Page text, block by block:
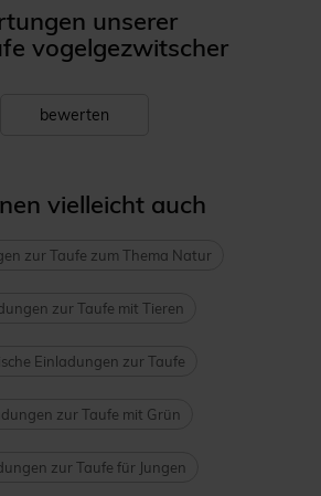
unserer
vogelgezwitscher
bewerten
vielleicht auch
zur Taufe zum Thema Natur
zur Taufe mit Tieren
Einladungen zur Taufe
zur Taufe mit Grün
zur Taufe für Jungen